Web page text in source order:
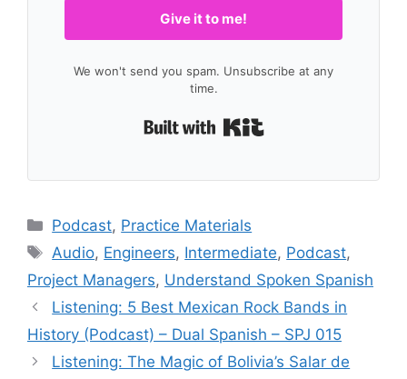
Give it to me!
We won't send you spam. Unsubscribe at any
time.
Categories
Podcast, Practice Materials
Tags
Audio, Engineers, Intermediate, Podcast,
Project Managers, Understand Spoken Spanish
Listening: 5 Best Mexican Rock Bands in
History (Podcast) – Dual Spanish – SPJ 015
Listening: The Magic of Bolivia’s Salar de